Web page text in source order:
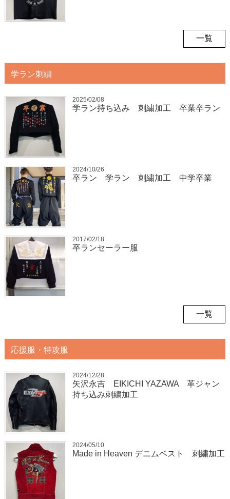
一覧
学ラン刺繍
2025/02/08
学ラン持ち込み 刺繍加工 卒業卒ラン
2024/10/26
卒ラン 学ラン 刺繍加工 中学卒業
2017/02/18
卒ランセーラー服
一覧
応援服・特攻服
2024/12/28
矢沢永吉 EIKICHI YAZAWA 革ジャン
持ち込み刺繍加工
2024/05/10
Made in Heaven デニムベスト 刺繍加工